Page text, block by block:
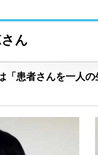
ん
「患者さんを一人